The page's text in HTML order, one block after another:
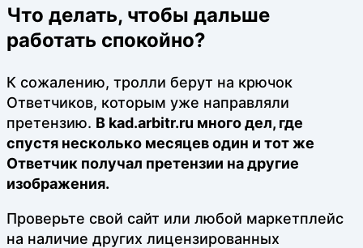
Что делать, чтобы дальше
работать спокойно?
К сожалению, тролли берут на крючок
Ответчиков, которым уже направляли
претензию. В kad.arbitr.ru много дел, где
спустя несколько месяцев один и тот же
Ответчик получал претензии на другие
изображения.
Проверьте свой сайт или любой маркетплейс
на наличие других лицензированных